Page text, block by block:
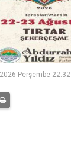
Perşembe 22:32